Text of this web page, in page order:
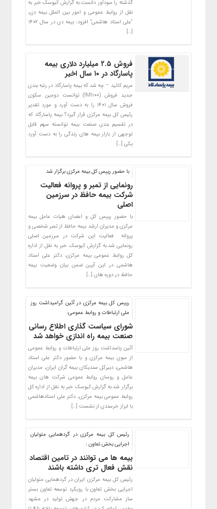
گذشته را سودآور دانست.به گزارش کیوسک خبر به
نقل از روابط عمومی و امور بین الملل بیمه دی،
“علی استاد هاشمی” افزود: بیمه دی در سال ۱۴۰۲
[…]
فروش ۲.۵ میلیارد دلاری بیمه
پاسارگاد در ۱۰ سال اخیر
مریم کائید – چه شد که بیمه پاسارگاد در رتبه بندی
جدید فروش (IMI100) توانست دومین سکوی
فروش سال ۱۴۰۱ را به دست آورد و مورد تقدیر
رئیس کل بیمه مرکزی قرار گیرد؟ بیمه پاسارگاد که
در تقسیم بندی صنعت بیمه توانسته سهم قابل
توجهی از بازار بیمه های زندگی را به دست آورد
یکی […]
با حضور رییس کل بیمه مرکزی برگزار شد
رونمایی از تمبر و پروانه فعالیت
شرکت بیمه حافظ در سرزمین
اصلی
با حضور رییس کل و اعضای هیات عامل بیمه
مرکزی و مدیران ارشد بیمه حافظ از تمبر شخصی و
پروانه فعالیت این شرکت در سرزمین اصلی
رونمایی شد.به گزارش کیوسک خبر به نقل از اداره
کل روابط عمومی بیمه مرکزی، دکتر علی استاد
هاشمی در این آیین ضمن بیان وضعیت بیمه
حافظ در دوره های […]
رییس کل بیمه مرکزی در آئین گرامیداشت روز
ملی ارتباطات و روابط عمومی:
شورای سیاست گذاری اطلاع رسانی
صنعت بیمه راه اندازی خواهد شد
آئین پاسداشت روز ملی ارتباطات و روابط عمومی
از سوی بیمه مرکزی و با حضور دکتر علی استاد
هاشمی، دبیرکل سندیکای بیمه گران ایران، مدیران
عامل و روسای روابط عمومی شرکت های بیمه
برگزار شد.به گزارش کیوسک خبر به نقل از اداره کل
روابط عمومی بیمه مرکزی، دکتر علی استادهاشمی
با ابراز خرسندی از نشست […]
رئیس کل بیمه مرکزی در گردهمایی متولیان
اجرایی بخش تعاون :
بیمه ها می توانند در تامین اقتصاد
نقش فعال تری داشته باشند
رئیس کل بیمه مرکزی ایران در گردهمایی متولیان
اجرایی بخش تعاون با رویکرد توسعه تعاون بستر
ساز مشارکت مردم در جهش تولید در مشهد